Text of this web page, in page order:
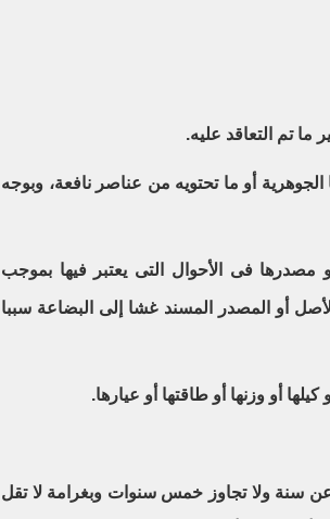
ما تم التعاقد عليه.
الجوهرية أو ما تحتويه من عناصر نافعة، وبوجه
مصدرها فى الأحوال التى يعتبر فيها بموجب
الأصل أو المصدر المسند غشا إلى البضاعة سببا
أو وزنها أو طاقتها أو عيارها.
سنة ولا تجاوز خمس سنوات وبغرامة لا تقل